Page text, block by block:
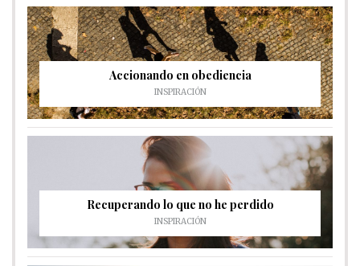
Accionando en obediencia
INSPIRACIÓN
Recuperando lo que no he perdido
INSPIRACIÓN